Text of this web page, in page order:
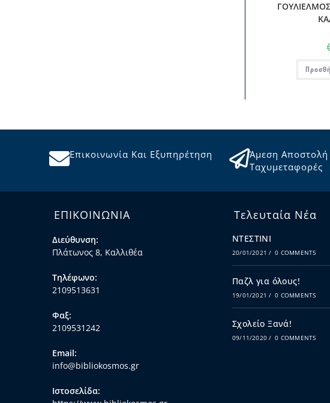
Επικοινωνία Και Εξυπηρέτηση
Άμεση
Ταχυμεταφορές
ΕΠΙΚΟΙΝΩΝΙΑ
Διεύθυνση:
Πλάτωνος 8, Καλλιθέα
Τηλέφωνο:
2109513631
Φαξ:
2109531242
Email:
info@bibliokosmos.gr
Ιστοσελίδα:
Τελευταία Νέα
ΝΤΕΣΤΙΝΙ
20/01/2021 / 0 COMMENTS
Παζλ για όλους!
19/01/2021 / 0 COMMENTS
Σχολείο Ξανά!
09/11/2020 / 0 COMMENTS